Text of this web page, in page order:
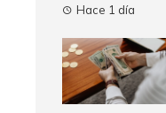
Hace 1 día